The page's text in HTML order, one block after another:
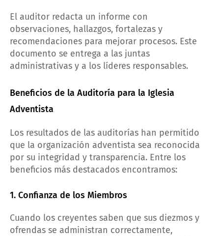
El auditor redacta un informe con
observaciones, hallazgos, fortalezas y
recomendaciones para mejorar procesos. Este
documento se entrega a las juntas
administrativas y a los líderes responsables.
Beneficios de la Auditoría para la Iglesia
Adventista
Los resultados de las auditorías han permitido
que la organización adventista sea reconocida
por su integridad y transparencia. Entre los
beneficios más destacados encontramos:
1. Confianza de los Miembros
Cuando los creyentes saben que sus diezmos y
ofrendas se administran correctamente,